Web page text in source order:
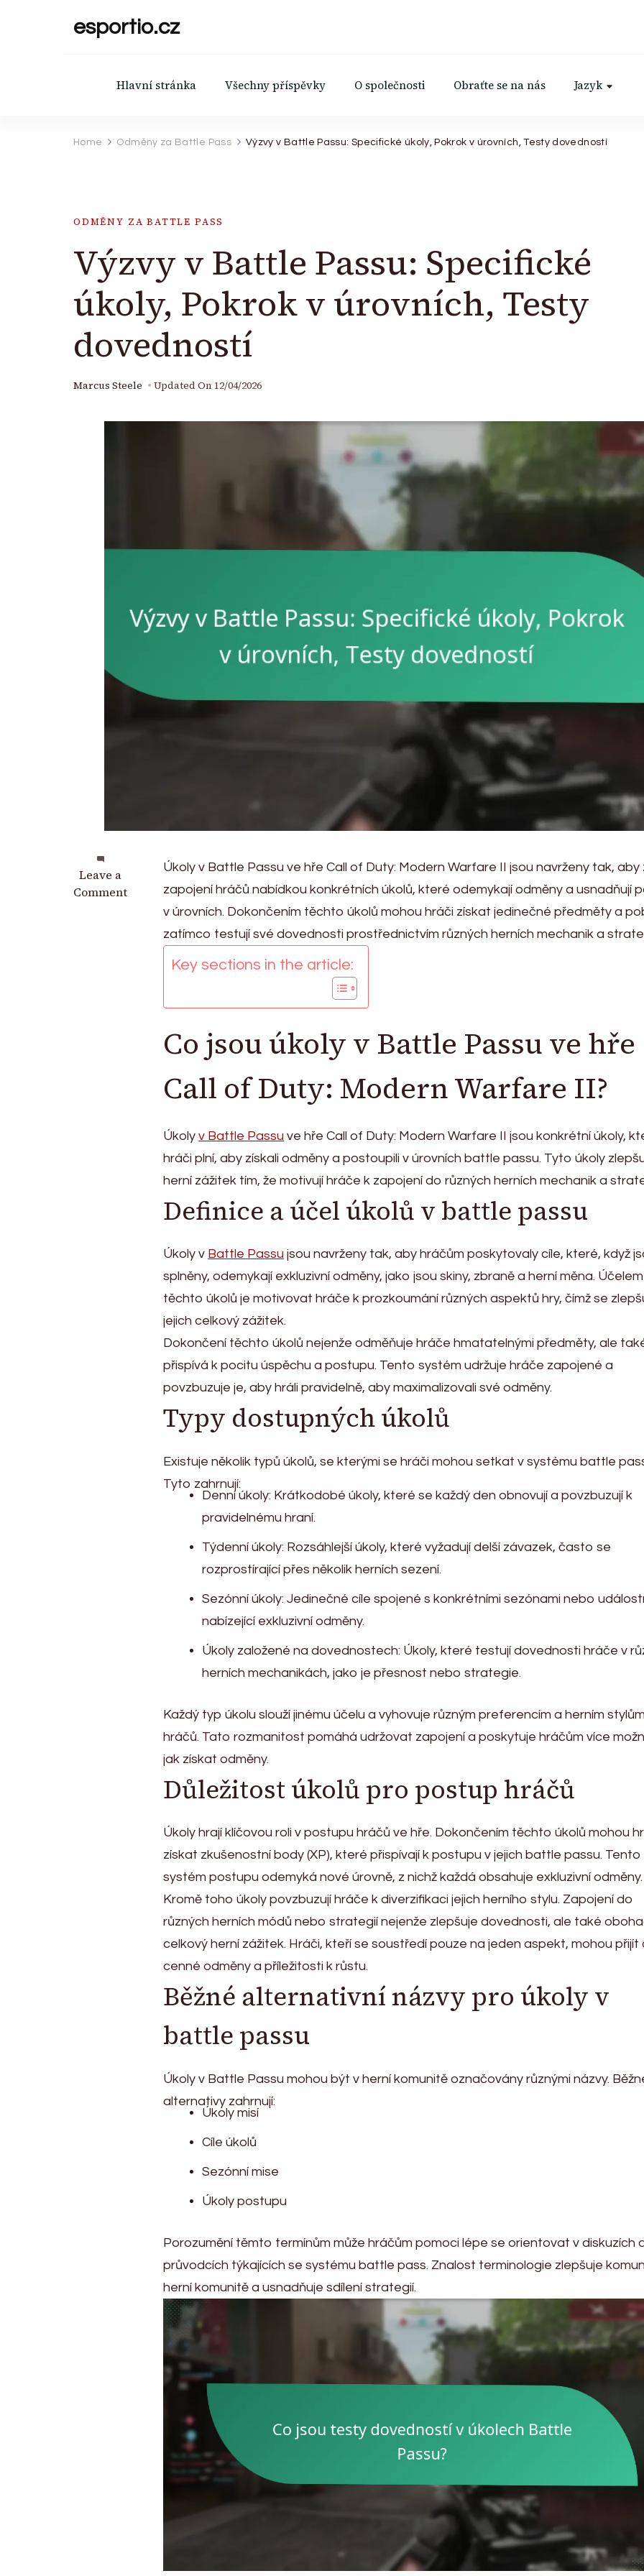
esportio.cz
Hlavní stránka Všechny příspěvky O společnosti Obraťte se na nás Jazyk
Home Odměny za Battle Pass Výzvy v Battle Passu: Specifické úkoly, Pokrok v úrovních, Testy dovedností
ODMĚNY ZA BATTLE PASS
Výzvy v Battle Passu: Specifické
úkoly, Pokrok v úrovních, Testy
dovedností
Marcus Steele Updated On 12/04/2026
Leave a
Comment
on
Výzvy
Úkoly v Battle Passu ve hře Call of Duty: Modern Warfare II jsou navrženy tak, aby
zapojení hráčů nabídkou konkrétních úkolů, které odemykají odměny a usnadňují
v úrovních. Dokončením těchto úkolů mohou hráči získat jedinečné předměty a
zatímco testují své dovednosti prostřednictvím různých herních mechanik a
Key sections in the article:
Co jsou úkoly v Battle Passu ve hře
Call of Duty: Modern Warfare II?
Úkoly v Battle Passu ve hře Call of Duty: Modern Warfare II jsou konkrétní úkoly,
hráči plní, aby získali odměny a postoupili v úrovních battle passu. Tyto úkoly
herní zážitek tím, že motivují hráče k zapojení do různých herních mechanik a
Definice a účel úkolů v battle passu
Úkoly v Battle Passu jsou navrženy tak, aby hráčům poskytovaly cíle, které, když
splněny, odemykají exkluzivní odměny, jako jsou skiny, zbraně a herní měna. Účelem
těchto úkolů je motivovat hráče k prozkoumání různých aspektů hry, čímž se
jejich celkový zážitek.
Dokončení těchto úkolů nejenže odměňuje hráče hmatatelnými předměty, ale
přispívá k pocitu úspěchu a postupu. Tento systém udržuje hráče zapojené a
povzbuzuje je, aby hráli pravidelně, aby maximalizovali své odměny.
Typy dostupných úkolů
Existuje několik typů úkolů, se kterými se hráči mohou setkat v systému battle
Tyto zahrnují:
Denní úkoly: Krátkodobé úkoly, které se každý den obnovují a povzbuzují k
pravidelnému hraní.
Týdenní úkoly: Rozsáhlejší úkoly, které vyžadují delší závazek, často se
rozprostírající přes několik herních sezení.
Sezónní úkoly: Jedinečné cíle spojené s konkrétními sezónami nebo
nabízející exkluzivní odměny.
Úkoly založené na dovednostech: Úkoly, které testují dovednosti hráče v
herních mechanikách, jako je přesnost nebo strategie.
Každý typ úkolu slouží jinému účelu a vyhovuje různým preferencím a herním stylům
hráčů. Tato rozmanitost pomáhá udržovat zapojení a poskytuje hráčům více
jak získat odměny.
Důležitost úkolů pro postup hráčů
Úkoly hrají klíčovou roli v postupu hráčů ve hře. Dokončením těchto úkolů mohou
získat zkušenostní body (XP), které přispívají k postupu v jejich battle passu. Tento
systém postupu odemyká nové úrovně, z nichž každá obsahuje exkluzivní odměny.
Kromě toho úkoly povzbuzují hráče k diverzifikaci jejich herního stylu. Zapojení do
různých herních módů nebo strategií nejenže zlepšuje dovednosti, ale také
celkový herní zážitek. Hráči, kteří se soustředí pouze na jeden aspekt, mohou přijít
cenné odměny a příležitosti k růstu.
Běžné alternativní názvy pro úkoly v
battle passu
Úkoly v Battle Passu mohou být v herní komunitě označovány různými názvy.
alternativy zahrnují:
Úkoly misí
Cíle úkolů
Sezónní mise
Úkoly postupu
Porozumění těmto termínům může hráčům pomoci lépe se orientovat v diskuzích
průvodcích týkajících se systému battle pass. Znalost terminologie zlepšuje
herní komunitě a usnadňuje sdílení strategií.